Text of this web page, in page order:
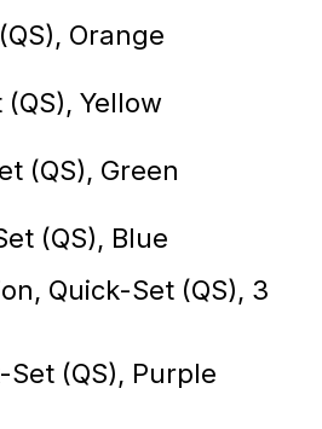
Orange
Yellow
(QS), Green
(QS), Blue
Quick-Set (QS), 3
Set (QS), Purple